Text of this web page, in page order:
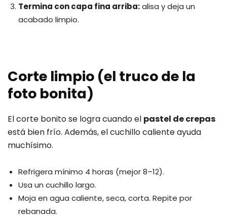
Termina con capa fina arriba:alisa y deja un
acabado limpio.
Corte limpio (el truco de la
foto bonita)
El corte bonito se logra cuando el pastel de crepas
está bien frío. Además, el cuchillo caliente ayuda
muchísimo.
Refrigera mínimo 4 horas (mejor 8–12).
Usa un cuchillo largo.
Moja en agua caliente, seca, corta. Repite por
rebanada.